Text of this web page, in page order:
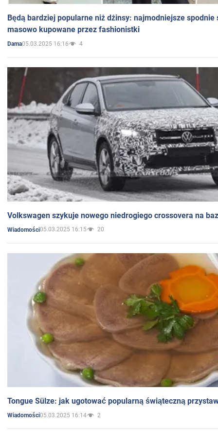
Będą bardziej popularne niż dżinsy: najmodniejsze spodnie
masowo kupowane przez fashionistki
Dama05.03.2025 16:16 4
Volkswagen szykuje nowego niedrogiego crossovera na
Wiadomości05.03.2025 16:15 20
Tongue Sülze: jak ugotować popularną świąteczną
Wiadomości05.03.2025 16:14 2